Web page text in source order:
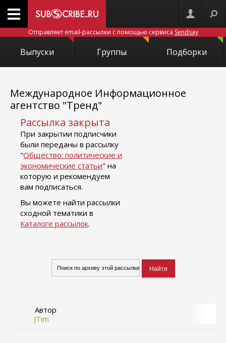
Отправляет email-рассылки с помощью сервиса Sendsay
Выпуски Группы Подборки
Международное Информационное
агентство "Тренд"
Рассылка закрыта
При закрытии подписчики
были переданы в рассылку
"Общество: политические и
экономические статьи" на
которую и рекомендуем
вам подписаться.
Вы можете найти рассылки
сходной тематики в
Каталоге рассылок.
Автор
JTim